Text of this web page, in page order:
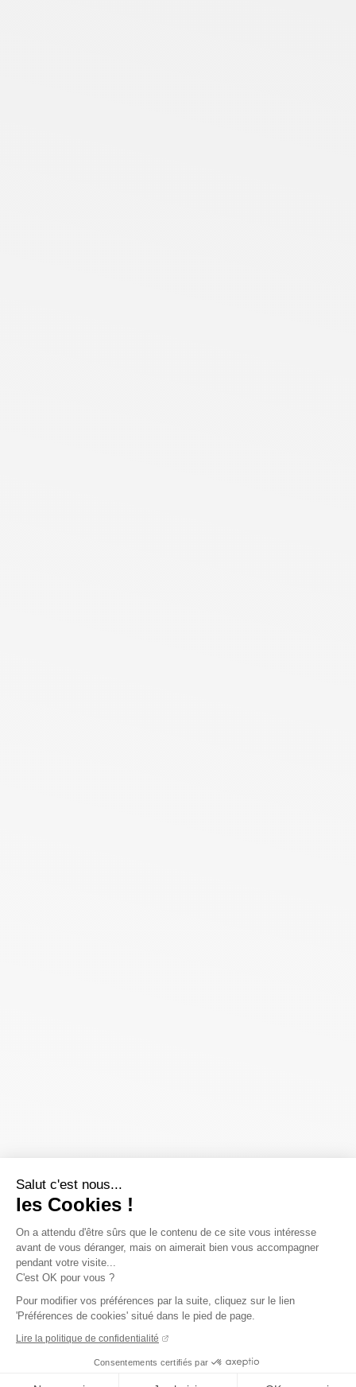
Salut c'est nous...
les Cookies !
On a attendu d'être sûrs que le contenu de ce site vous intéresse
avant de vous déranger, mais on aimerait bien vous accompagner
pendant votre visite...
C'est OK pour vous ?
Pour modifier vos préférences par la suite, cliquez sur le lien
'Préférences de cookies' situé dans le pied de page.
Lire la politique de confidentialité
Consentements certifiés par